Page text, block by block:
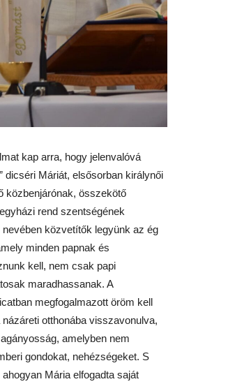
kap arra, hogy jelenvalóvá
dicséri Máriát, elsősorban királynői
közbenjárónak, összekötő
rend szentségének
közvetítők legyünk az ég
minden papnak és
kell, nem csak papi
maradhassanak. A
megfogalmazott öröm kell
otthonába visszavonulva,
amelyben nem
gondokat, nehézségeket. S
Mária elfogadta saját